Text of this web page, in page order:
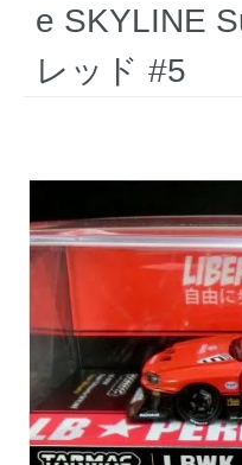
e SKYLINE
レッド #5